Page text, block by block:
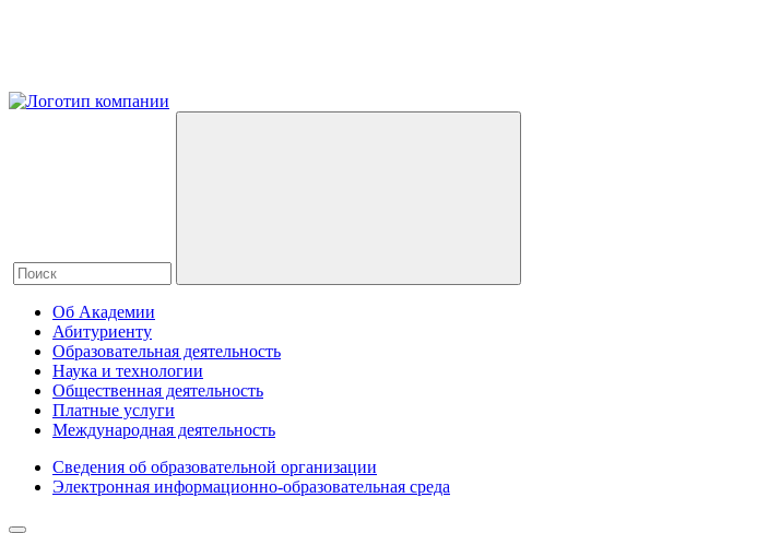
Об Академии
Абитуриенту
Образовательная деятельность
Наука и технологии
Общественная деятельность
Платные услуги
Международная деятельность
Сведения об образовательной организации
Электронная информационно-образовательная среда